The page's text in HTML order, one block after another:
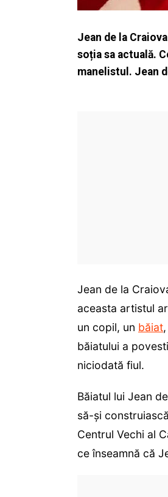
Jean de la
soția sa actuală.
manelistul. Jean
Jean de la
aceasta artistul
un copil, un băiat
băiatului a
niciodată fiul.
Băiatul lui Jean
să-și
Centrul Vechi al
ce înseamnă că